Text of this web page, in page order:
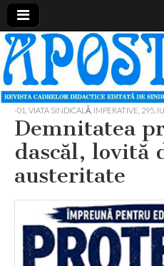
Revista
cadrelor
didactice
din
judetul
Neamt
-01. VIATA SINDICALĂ, IMPERATIVE 295,
Demnitatea
dascăl, lovită
austeritate